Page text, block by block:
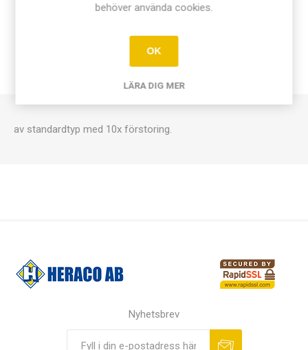
av standardtyp med 10x förstoring.
Nyhetsbrev
behöver använda cookies.
OK
LÄRA DIG MER